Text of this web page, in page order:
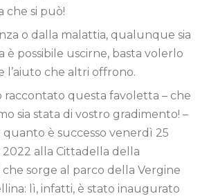
che si può!
o dalla malattia, qualunque sia
è possibile uscirne, basta volerlo
l’aiuto che altri offrono.
raccontato questa favoletta – che
sia stata di vostro gradimento! –
è successo venerdì 25
alla Cittadella della
che sorge al parco della Vergine
lì, infatti, è stato inaugurato